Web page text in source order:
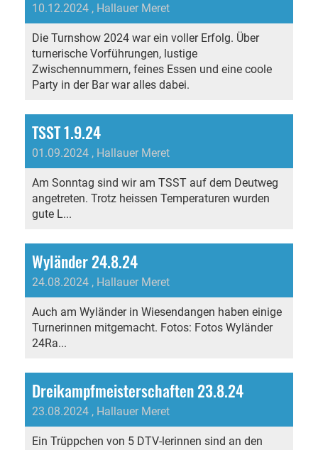
10.12.2024 , Hallauer Meret
Die Turnshow 2024 war ein voller Erfolg. Über
turnerische Vorführungen, lustige
Zwischennummern, feines Essen und eine coole
Party in der Bar war alles dabei.
TSST 1.9.24
01.09.2024 , Hallauer Meret
Am Sonntag sind wir am TSST auf dem Deutweg
angetreten. Trotz heissen Temperaturen wurden
gute L...
Wyländer 24.8.24
24.08.2024 , Hallauer Meret
Auch am Wyländer in Wiesendangen haben einige
Turnerinnen mitgemacht. Fotos: Fotos Wyländer
24Ra...
Dreikampfmeisterschaften 23.8.24
23.08.2024 , Hallauer Meret
Ein Trüppchen von 5 DTV-lerinnen sind an den